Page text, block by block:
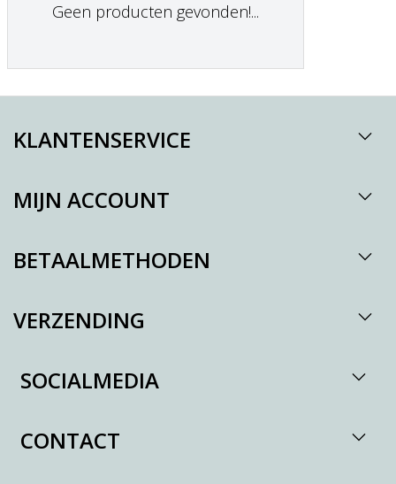
Geen producten gevonden!...
KLANTENSERVICE
MIJN ACCOUNT
BETAALMETHODEN
VERZENDING
SOCIALMEDIA
CONTACT